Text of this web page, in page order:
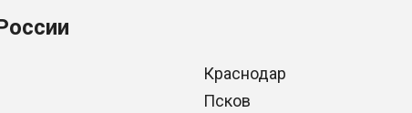
Краснодар
Псков